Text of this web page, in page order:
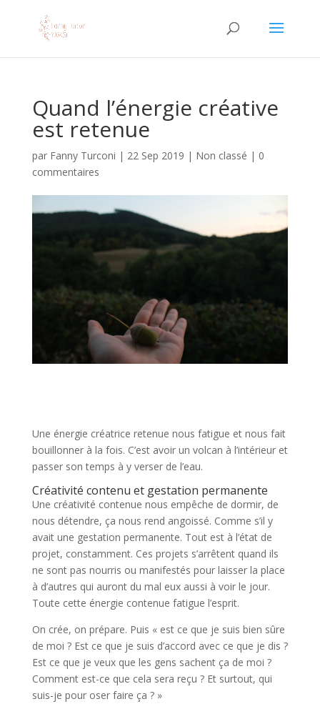
Quand l’énergie créative
est retenue
par Fanny Turconi | 22 Sep 2019 | Non classé | 0
commentaires
Une énergie créatrice retenue nous fatigue et nous fait
bouillonner à la fois. C’est avoir un volcan à l’intérieur et
passer son temps à y verser de l’eau.
Créativité contenu et gestation permanente
Une créativité contenue nous empêche de dormir, de
nous détendre, ça nous rend angoissé. Comme s’il y
avait une gestation permanente. Tout est à l’état de
projet, constamment. Ces projets s’arrêtent quand ils
ne sont pas nourris ou manifestés pour laisser la place
à d’autres qui auront du mal eux aussi à voir le jour.
Toute cette énergie contenue fatigue l’esprit.
On crée, on prépare. Puis « est ce que je suis bien sûre
de moi ? Est ce que je suis d’accord avec ce que je dis ?
Est ce que je veux que les gens sachent ça de moi ?
Comment est-ce que cela sera reçu ? Et surtout, qui
suis-je pour oser faire ça ? »